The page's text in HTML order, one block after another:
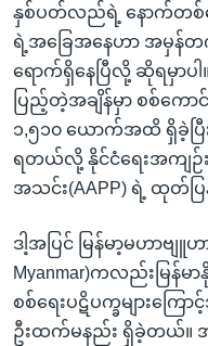
နှစ်ပတ်လည်ရဲ့ နောက်တစ်နေ့
ရဲ့အခြေအနေဟာ အမှန်
ရောက်ရှိနေပြီလို့ ဆိုရမှာ
ပြည့်တဲ့အချိန်မှာ စစ်ကေ
၁,၅၁၀ ယောက်အထိ ရှိခဲ့ပြီး
ရတယ်လို့ နိုင်ငံရေးအကျဉ်း
အသင်း(AAPP) ရဲ့ ထုတ်ပ
ဒါ့အပြင် မြန်မာ့မဟာဗ
Myanmar)ကလည်းမြန်မ
စစ်ရေးပဋိပက္ခများကြေ
ဦးထက်မနည်း ရှိခဲ့တယ်။